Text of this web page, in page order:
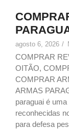
agosto 6, 2026 /
COMPRAR
OITÃO,
COMPRAR
ARMAS
paraguai é
reconhecidas
para defesa